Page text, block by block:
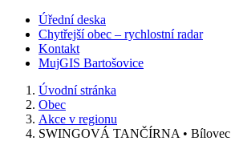
Úřední deska
Chytřejší obec – rychlostní radar
Kontakt
MujGIS Bartošovice
Úvodní stránka
Obec
Akce v regionu
SWINGOVÁ TANČÍRNA • Bílovec